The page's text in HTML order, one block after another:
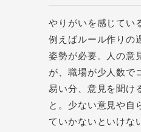
やりがいを感じてい
例えばルール作りの
姿勢が必要。人の意
が、職場が少人数で
易い分、意見を聞け
と。少ない意見や自
ていかないといけな